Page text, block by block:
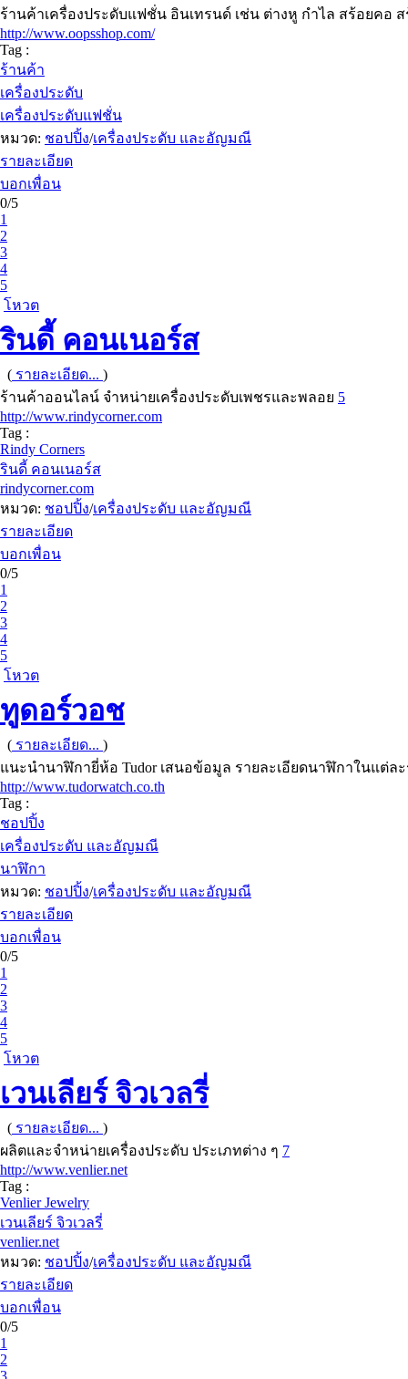
ร้านค้าเครื่องประดับแฟชั่น อินเทรนด์ เช่น ต่างหู กำไล สร้อยคอ
http://www.oopsshop.com/
Tag :
ร้านค้า
เครื่องประดับ
เครื่องประดับแฟชั่น
หมวด: ชอปปิ้ง/เครื่องประดับ และอัญมณี
รายละเอียด
บอกเพื่อน
0/5
1
2
3
4
5
โหวต
รินดี้ คอนเนอร์ส
( รายละเอียด... )
ร้านค้าออนไลน์ จำหน่ายเครื่องประดับเพชรและพลอย 5
http://www.rindycorner.com
Tag :
Rindy Corners
รินดี้ คอนเนอร์ส
rindycorner.com
หมวด: ชอปปิ้ง/เครื่องประดับ และอัญมณี
รายละเอียด
บอกเพื่อน
0/5
1
2
3
4
5
โหวต
ทูดอร์วอช
( รายละเอียด... )
แนะนำนาฬิกายี่ห้อ Tudor เสนอข้อมูล รายละเอียดนาฬิกาในแต่ล
http://www.tudorwatch.co.th
Tag :
ชอปปิ้ง
เครื่องประดับ และอัญมณี
นาฬิกา
หมวด: ชอปปิ้ง/เครื่องประดับ และอัญมณี
รายละเอียด
บอกเพื่อน
0/5
1
2
3
4
5
โหวต
เวนเลียร์ จิวเวลรี่
( รายละเอียด... )
ผลิตและจำหน่ายเครื่องประดับ ประเภทต่าง ๆ 7
http://www.venlier.net
Tag :
Venlier Jewelry
เวนเลียร์ จิวเวลรี่
venlier.net
หมวด: ชอปปิ้ง/เครื่องประดับ และอัญมณี
รายละเอียด
บอกเพื่อน
0/5
1
2
3